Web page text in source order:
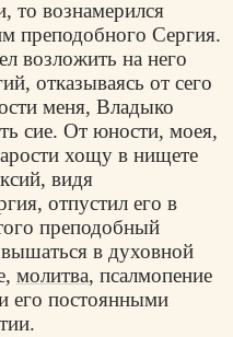
то вознамерился
преподобного Сергия.
возложить на него
отказываясь от сего
меня, Владыко
сие. От юности, моея,
хощу в нищете
видя
отпустил его в
преподобный
в духовной
молитва, псалмопение
его постоянными